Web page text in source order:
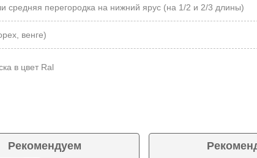
средняя перегородка на нижний ярус (на 1/2 и 2/3 длины)
венге)
в цвет Ral
Рекомендуем